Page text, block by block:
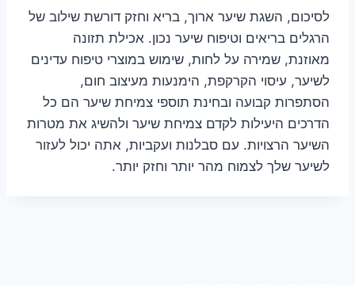
לסיכום, השגת שיער ארוך, בריא וחזק דורשת שילוב של
הרגלים בריאים וטיפוח שיער נכון. אכילת תזונה
מאוזנת, שמירה על לחות, שימוש במוצרי טיפוח עדינים
לשיער, עיסוי הקרקפת, הימנעות מעיצוב חום,
הסתפרות קבועה ובחינת תוספי צמיחת שיער הם כל
הדרכים היעילות לקדם צמיחת שיער ולהשיג את מטרות
השיער הרצויות. עם סבלנות ועקביות, אתה יכול לעזור
לשיער שלך לצמוח מהר יותר וחזק יותר.